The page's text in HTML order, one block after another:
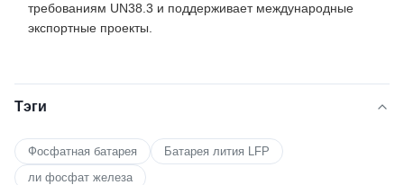
требованиям UN38.3 и поддерживает международные
экспортные проекты.
Тэги
Фосфатная батарея
Батарея лития LFP
ли фосфат железа